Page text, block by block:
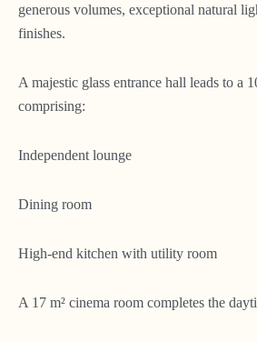
generous volumes, exceptional natural
finishes.
A majestic glass entrance hall leads to a
comprising:
Independent lounge
Dining room
High-end kitchen with utility room
A 17 m² cinema room completes the